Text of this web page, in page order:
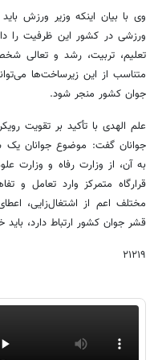
وی با بیان اینکه وزیر ورزش
ورزشی در کشور این ظرفیت را
تعلیم، تربیت، رشد و تعالی
متناسب از این زیرساخت‌ها
جوان کشور منجر شود.
علم الهدی با تأکید بر تقویت
جوانان گفت: موضوع جوانان
به آن، از وزارت رفاه و وزارت
قرارگاه متمرکز وارد تعامل
مختلف اعم از اشتغال‌زایی،
قشر جوان کشور ارتباط دارد، باید
۲۱۲۱۹